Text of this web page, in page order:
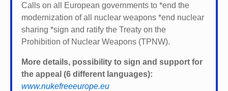
Calls on all European governments to *end the
modernization of all nuclear weapons *end nuclear
sharing *sign and ratify the Treaty on the
Prohibition of Nuclear Weapons (TPNW).
More details, possibility to sign and support for
the appeal (6 different languages):
www.nukefreeeurope.eu